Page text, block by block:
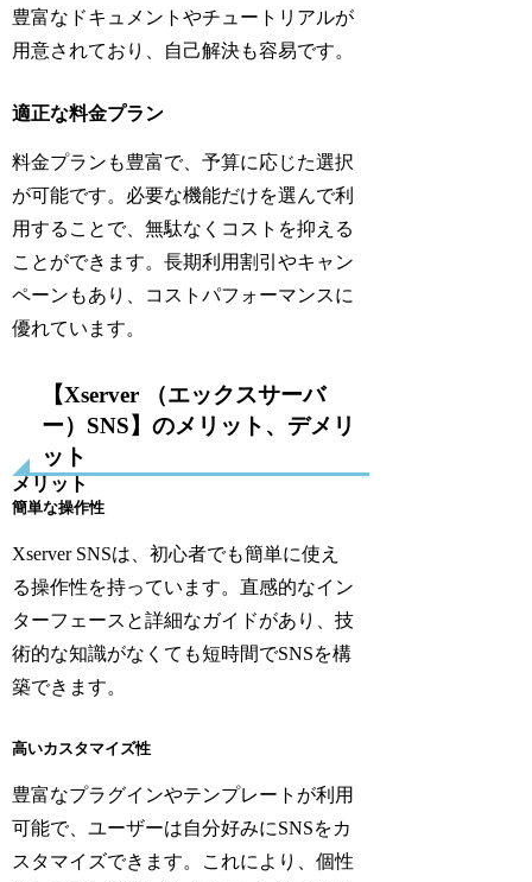
豊富なドキュメントやチュートリアルが
用意されており、自己解決も容易です。
適正な料金プラン
料金プランも豊富で、予算に応じた選択
が可能です。必要な機能だけを選んで利
用することで、無駄なくコストを抑える
ことができます。長期利用割引やキャン
ペーンもあり、コストパフォーマンスに
優れています。
【Xserver （エックスサーバ
ー）SNS】のメリット、デメリ
ット
メリット
簡単な操作性
Xserver SNSは、初心者でも簡単に使え
る操作性を持っています。直感的なイン
ターフェースと詳細なガイドがあり、技
術的な知識がなくても短時間でSNSを構
築できます。
高いカスタマイズ性
豊富なプラグインやテンプレートが利用
可能で、ユーザーは自分好みにSNSをカ
スタマイズできます。これにより、個性